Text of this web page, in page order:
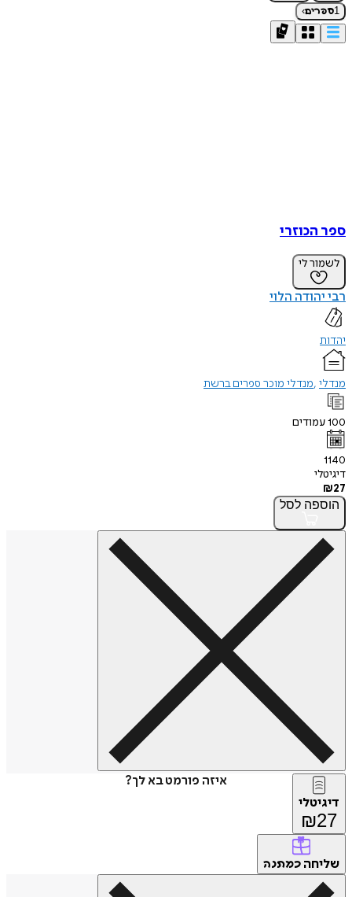
1ספרים›
ספר הכוזרי
לשמור לי
רבי יהודה הלוי
יהדות
מנדלי מנדלי מוכר ספרים ברשת
100עמודים
1140
דיגיטלי
₪27
הוספה לסל
איזה פורמט בא לך?
דיגיטלי
₪27
שליחה כמתנה